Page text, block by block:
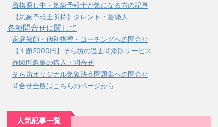
資格探し中・気象予報士が気になる方の記事
【気象予報士所持】タレント・芸能人
各種問合せに関して
家庭教師・個別指導・コーチングへの問合せ
【１題2000円】そら坊の過去問添削サービス
作図問題集の購入・問合せ
そら坊オリジナル気象法令問題集への問合せ
問合せ全般はこちらのページから
人気記事一覧